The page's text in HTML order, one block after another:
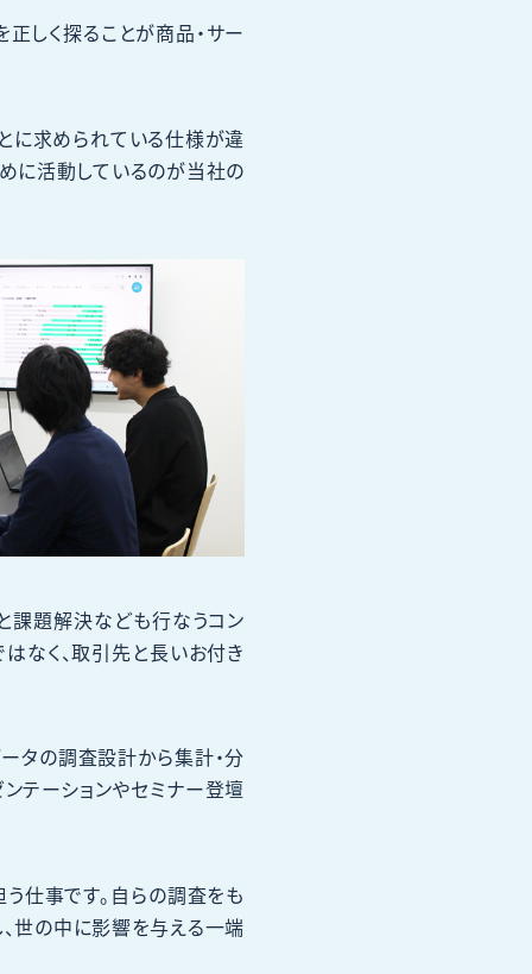
しく探ることが商品・サー
に求められている仕様が違
に活動しているのが当社の
課題解決なども行なうコン
なく、取引先と長いお付き
タの調査設計から集計・分
ンテーションやセミナー登壇
仕事です。自らの調査をも
世の中に影響を与える一端